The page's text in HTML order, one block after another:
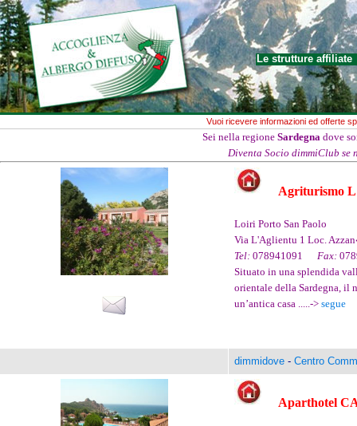
Le strutture affiliate
Vuoi ricevere informazioni ed offerte
Sei nella regione Sardegna dove
Diventa Socio dimmiClub
Agriturismo
Loiri Porto San Paolo
Via L'Aglientu 1 Loc.
Tel: 078941091 Fax:
Situato in una splendida
orientale della Sardegna, il
un’antica casa .....-> segue
dimmidove- Centro
Aparthotel